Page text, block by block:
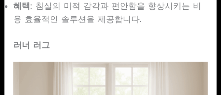
혜택: 침실의 미적 감각과 편안함을 향상시키는 비
용 효율적인 솔루션을 제공합니다.
러너 러그